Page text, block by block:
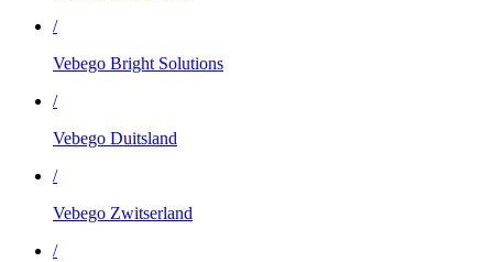
/
Vebego Bright Solutions
/
Vebego Duitsland
/
Vebego Zwitserland
/